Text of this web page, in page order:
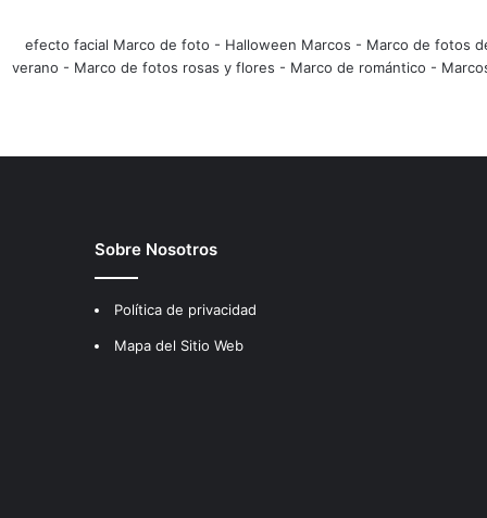
efecto facial Marco de foto - Halloween Marcos - Marco de fotos
verano - Marco de fotos rosas y flores - Marco de romántico -
Sobre Nosotros
Política de privacidad
Mapa del Sitio Web